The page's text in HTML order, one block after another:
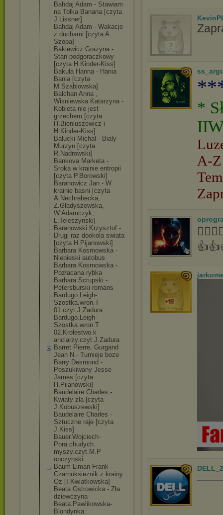
Bahdaj Adam - Stawiam
na Tolka Banana [czyta
J.Lissner]
Bahdaj Adam - Wakacje
z duchami [czyta A.
Szopa]
Bakiewicz Grazyna -
Stan podgoraczkowy
[czyta H.Kinder-Kiss]
Bakula Hanna - Hania
Bania [czyta
M.Szablowska]
Balchan Anna ,
Wisniewska Katarzyna -
Kobieta nie jest
grzechem [czyta
H.Bieniuszewicz i
H.Kinder-Kiss]
Balucki Michal - Bialy
Murzyn [czyta
R.Nadrowski]
Bankova Marketa -
Sroka w krainie entropii
[czyta P.Borowski]
Baranowicz Jan - W
krainie basni [czyta
A.Nechrebecka,
Z.Gladyszewska,
W.Adamczyk,
L.Teleszynski]
Baranowski Krzysztof -
Drugi raz dookola swiata
[czyta H.Pijanowski]
Barbara Kosmowska -
Niebieski autobus
Barbara Kosmowska -
Pozłacana rybka
Barbara Scrupski -
Petersburski romans
Bardugo.Leigh-
Szostka.wron.T
01.czyt.J.Zadura
Bardugo.Leigh-
Szostka.wron.T
02.Krolestwo.k
anciarzy.czyt.J.Zadura
Barret Pierre, Gurgand
Jean N.- Turnieje boze
Barry Desmond -
Poszukiwany Jesse
James [czyta
H.Pijanowski]
Baudelaire Charles -
Kwiaty zla [czyta
J.Kobuszewski]
Baudelaire Charles -
Sztuczne raje [czyta
J.Kiss]
Bauer.Wojciech-
Pora.chudych.
myszy.czyt.M.P
opczynski
Baum Liman Frank -
Czarnoksieznik z krainy
Oz [I.Kwiatkowska]
Beata Ostrowicka - Zła
dziewczyna
Beata.Pawlikowska-
Blondynka.
*
A-